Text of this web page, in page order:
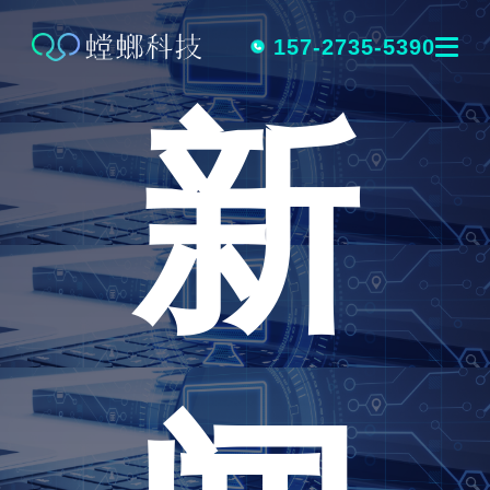
跳
内
容
157-2735-5390
新